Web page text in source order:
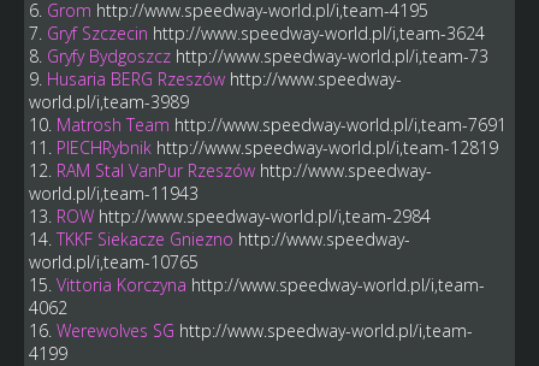
6. Grom http://www.speedway-world.pl/i,team-4195
7. Gryf Szczecin http://www.speedway-world.pl/i,team-3624
8. Gryfy Bydgoszcz http://www.speedway-world.pl/i,team-73
9. Husaria BERG Rzeszów http://www.speedway-
world.pl/i,team-3989
10. Matrosh Team http://www.speedway-world.pl/i,team-7691
11. PIECHRybnik http://www.speedway-world.pl/i,team-12819
12. RAM Stal VanPur Rzeszów http://www.speedway-
world.pl/i,team-11943
13. ROW http://www.speedway-world.pl/i,team-2984
14. TKKF Siekacze Gniezno http://www.speedway-
world.pl/i,team-10765
15. Vittoria Korczyna http://www.speedway-world.pl/i,team-
4062
16. Werewolves SG http://www.speedway-world.pl/i,team-
4199